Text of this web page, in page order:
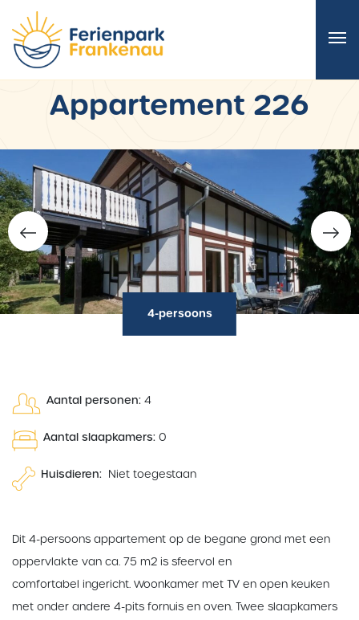
Appartement 226
4-persoons
Aantal personen: 4
Aantal slaapkamers: 0
Huisdieren: Niet toegestaan
Dit 4-persoons appartement op de begane grond met een
oppervlakte van ca. 75 m2 is sfeervol en
comfortabel ingericht. Woonkamer met TV en open keuken
met onder andere 4-pits fornuis en oven. Twee slaapkamers